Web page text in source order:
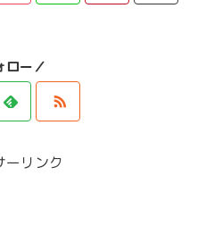
ロー／
ーリンク